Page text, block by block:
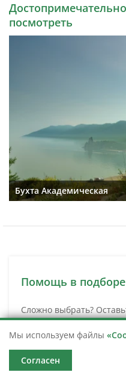
посмотреть
Бухта Академическая
Помощь в подборе
Сложно выбрать?
и мы свяжемся с вами
экскурсии.
Мы используем файлы
Согласен